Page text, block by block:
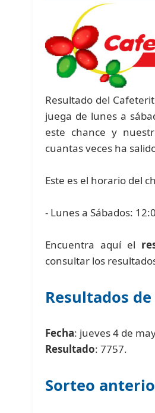
Resultado del
juega de lunes a
este chance y
cuantas veces ha
Este es el horario del
- Lunes a Sábados:
Encuentra aquí el
consultar los
Resultados
Fecha: jueves 4 de
Resultado: 7757.
Sorteo